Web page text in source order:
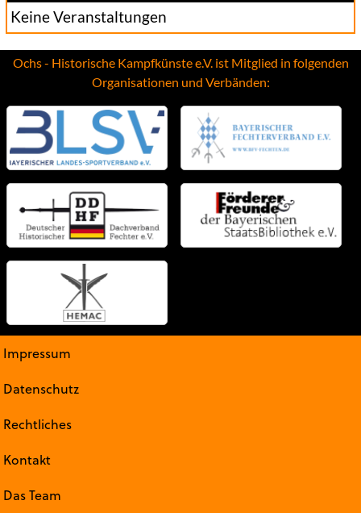
Keine Veranstaltungen
Ochs - Historische Kampfkünste e.V. ist Mitglied in folgenden
Organisationen und Verbänden:
Impressum
Datenschutz
Rechtliches
Kontakt
Das Team